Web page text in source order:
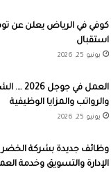
كوفي في الرياض يعلن عن
استقبال
يونيو 25, 2026
العمل في
والرواتب والمزايا الوظيفية
يونيو 25, 2026
وظائف جديدة بشركة الخضر
الإدارة والتسويق وخدمة